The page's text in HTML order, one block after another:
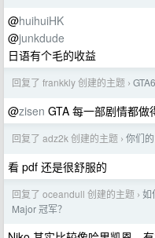
@huihuiHK
@junkdude
日语有个毛的收益
回复了 frankkly 创建的主题 ›
@zisen GTA 每一部剧情都做
回复了 adz2k 创建的主题 › 你们
看 pdf 还是很舒服的
回复了 oceandull 创建的主题 › 如
Major 冠军？